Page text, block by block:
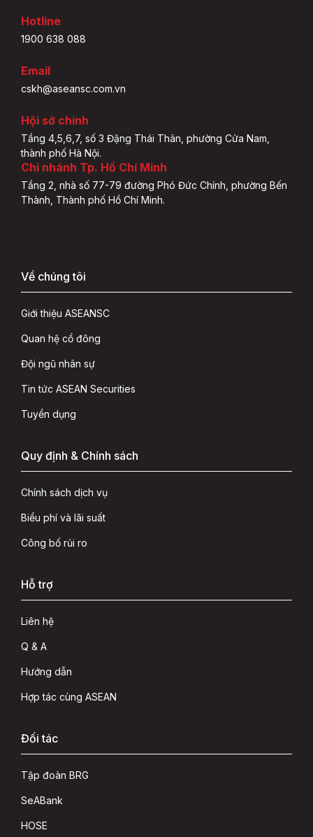
Hotline
1900 638 088
Email
cskh@aseansc.com.vn
Hội sở chính
Tầng 4,5,6,7, số 3 Đặng Thái Thân, phường Cửa Nam,
thành phố Hà Nội.
Chi nhánh Tp. Hồ Chí Minh
Tầng 2, nhà số 77-79 đường Phó Đức Chính, phường Bến
Thành, Thành phố Hồ Chí Minh.
Về chúng tôi
Giới thiệu ASEANSC
Quan hệ cổ đông
Đội ngũ nhân sự
Tin tức ASEAN Securities
Tuyển dụng
Quy định & Chính sách
Chính sách dịch vụ
Biểu phí và lãi suất
Công bố rủi ro
Hỗ trợ
Liên hệ
Q & A
Hướng dẫn
Hợp tác cùng ASEAN
Đối tác
Tập đoàn BRG
SeABank
HOSE